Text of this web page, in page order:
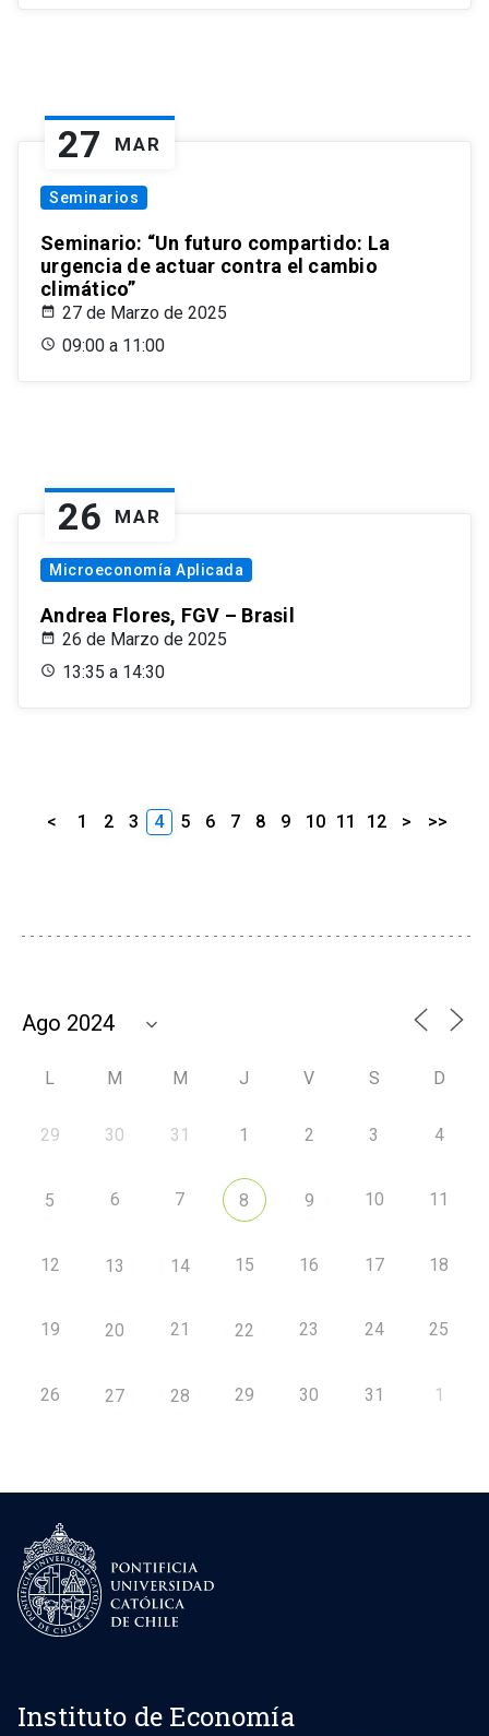
27 MAR
Seminarios
Seminario: “Un futuro compartido: La
urgencia de actuar contra el cambio
climático”
27 de Marzo de 2025
09:00 a 11:00
26 MAR
Microeconomía Aplicada
Andrea Flores, FGV – Brasil
26 de Marzo de 2025
13:35 a 14:30
< 1 2 3 4 5 6 7 8 9 10 11 12 > >>
L M M J V S D
29 30 31 1 2 3 4
5 6 7 8 9 10 11
12 13 14 15 16 17 18
19 20 21 22 23 24 25
26 27 28 29 30 31 1
Instituto de Economía